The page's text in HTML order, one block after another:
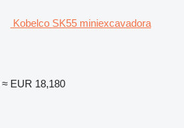
Kobelco SK55 miniexcavadora
≈ EUR 18,180